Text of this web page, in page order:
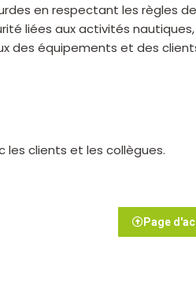
en respectant les règles
liées aux activités nautiques,
des équipements et des
clients et les collègues.
Page